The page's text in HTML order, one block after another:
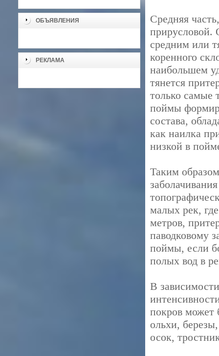
ОБЪЯВЛЕНИЯ
РЕКЛАМА
Средняя
прирусловой.
средним или
коренного
наибольшем
тянется
только самые
поймы
состава,
как наилка
низкой в
Таким
малых рек,
метров,
паводковому
поймы, если
полых вод в
В
покров может
ольхи,
осок,